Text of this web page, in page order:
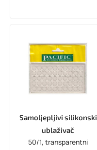
Samoljepljivi silikonski
ublaživač
50/1, transparentni